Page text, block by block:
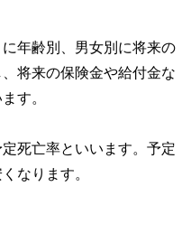
年齢別、男女別に将来の
将来の保険金や給付金な
す。
死亡率といいます。予定
なります。